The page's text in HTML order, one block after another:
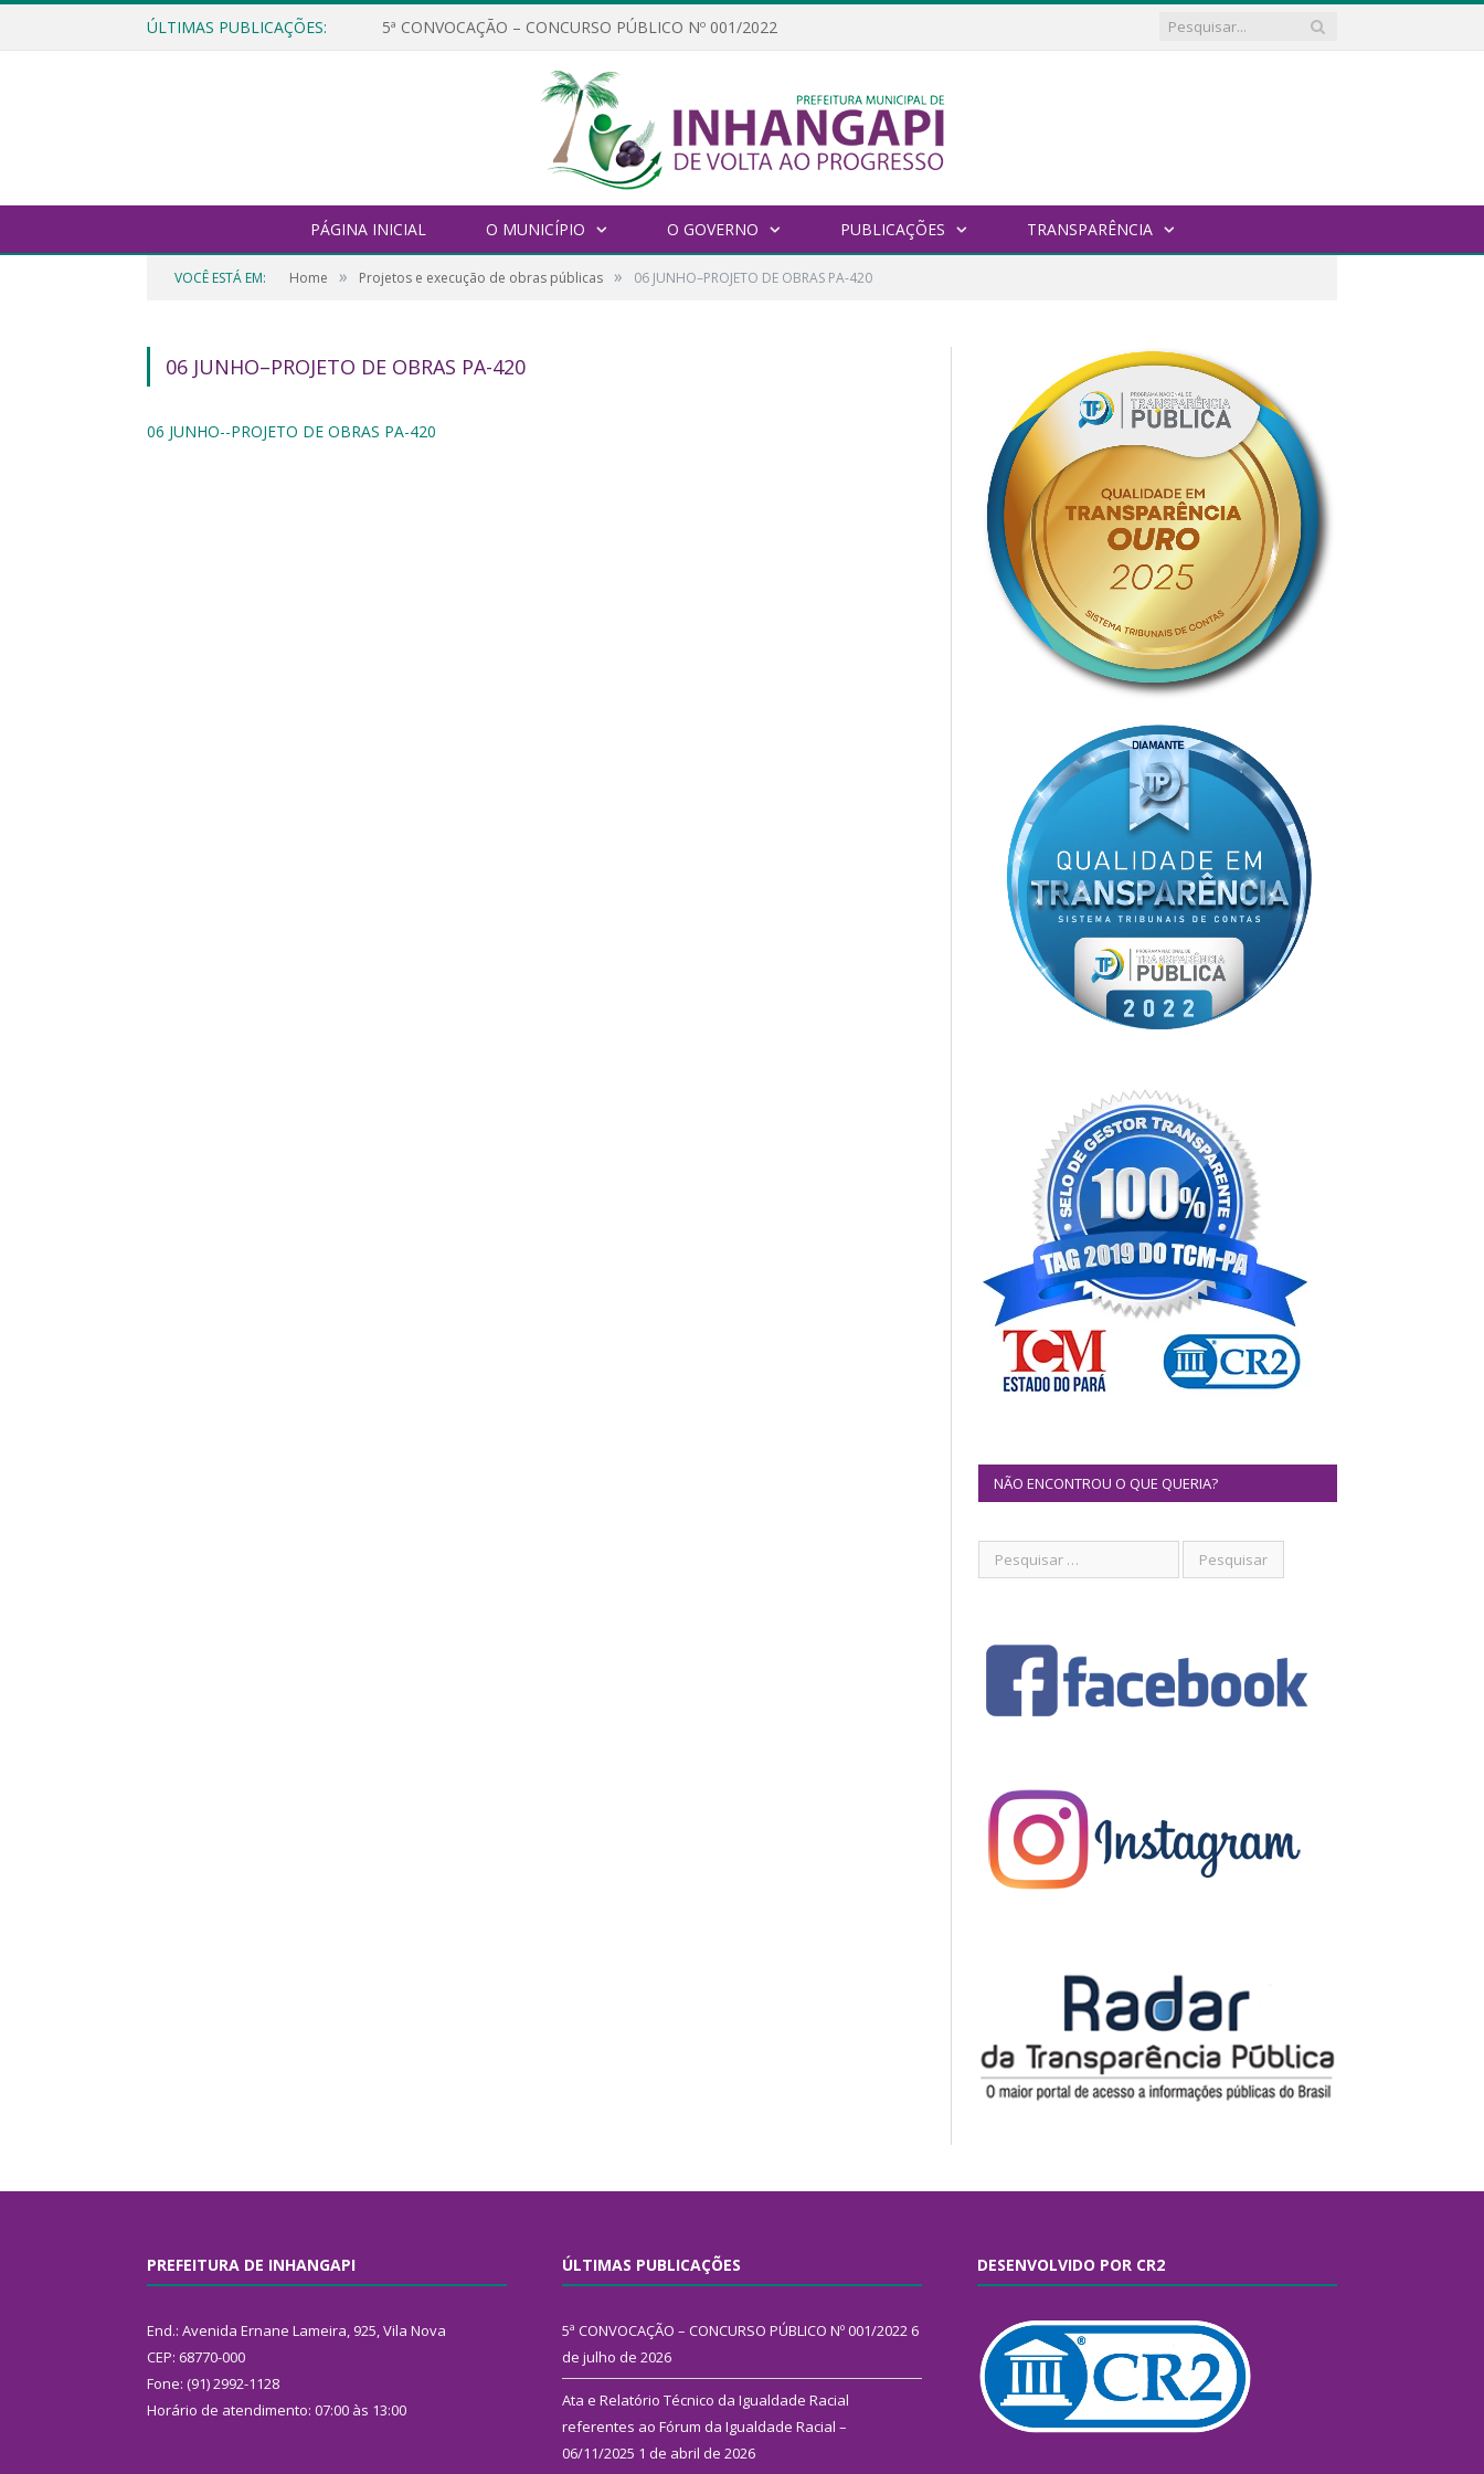
ÚLTIMAS PUBLICAÇÕES: 5ª CONVOCAÇÃO – CONCURSO PÚBLICO Nº 001/2022
PÁGINA INICIAL O MUNICÍPIO O GOVERNO PUBLICAÇÕES TRANSPARÊNCIA
VOCÊ ESTÁ EM: Home » Projetos e execução de obras públicas » 06 JUNHO–PROJETO DE OBRAS PA-420
06 JUNHO–PROJETO DE OBRAS PA-420
06 JUNHO--PROJETO DE OBRAS PA-420
NÃO ENCONTROU O QUE QUERIA?
PREFEITURA DE INHANGAPI
End.: Avenida Ernane Lameira, 925, Vila Nova
CEP: 68770-000
Fone: (91) 2992-1128
Horário de atendimento: 07:00 às 13:00
ÚLTIMAS PUBLICAÇÕES
5ª CONVOCAÇÃO – CONCURSO PÚBLICO Nº 001/2022 6
de julho de 2026
Ata e Relatório Técnico da Igualdade Racial
referentes ao Fórum da Igualdade Racial –
06/11/2025 1 de abril de 2026
DESENVOLVIDO POR CR2